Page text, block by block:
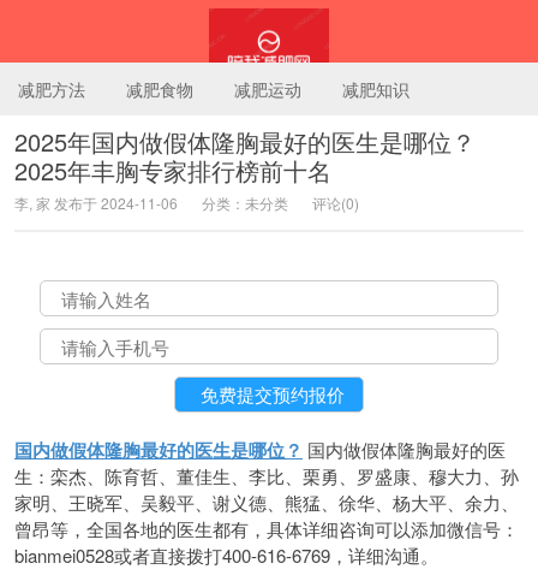
陪我减肥网
减肥方法 减肥食物 减肥运动 减肥知识
2025年国内做假体隆胸最好的医生是哪位？
2025年丰胸专家排行榜前十名
李, 家 发布于 2024-11-06 分类：未分类 评论(0)
国内做假体隆胸最好的医生是哪位？ 国内做假体隆胸最好的医
生：栾杰、陈育哲、董佳生、李比、栗勇、罗盛康、穆大力、孙
家明、王晓军、吴毅平、谢义德、熊猛、徐华、杨大平、余力、
曾昂等，全国各地的医生都有，具体详细咨询可以添加微信号：
bianmei0528或者直接拨打400-616-6769，详细沟通。